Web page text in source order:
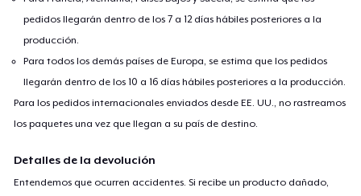
pedidos llegarán dentro de los 7 a 12 días hábiles posteriores a la
producción.
Para todos los demás países de Europa, se estima que los pedidos
llegarán dentro de los 10 a 16 días hábiles posteriores a la producción.
Para los pedidos internacionales enviados desde EE. UU., no rastreamos
los paquetes una vez que llegan a su país de destino.
Detalles de la devolución
Entendemos que ocurren accidentes. Si recibe un producto dañado,